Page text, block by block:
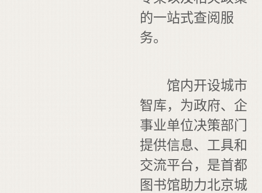
的一站式查阅服
务。
馆内开设城市
智库，为政府、企
事业单位决策部门
提供信息、工具和
交流平台，是首都
图书馆助力北京城